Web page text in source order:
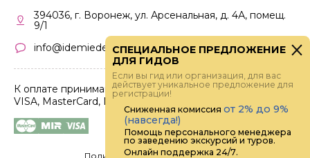
Правила участия
394036, г. Воронеж, ул. Арсенальная, д. 4А, помещ.
9/1
info@idemiedem.ru
К оплате принимаются карты
VISA, MasterCard, МИР
Политика конфиденциальности
СПЕЦИАЛЬНОЕ ПРЕДЛОЖЕНИЕ
ДЛЯ ГИДОВ
Если вы гид или организация, для вас
действует уникальное предложение для
регистрации!
Сниженная комиссия от 2% до 9%
(навсегда!)
Помощь персонального менеджера
по заведению экскурсий и туров.
Онлайн поддержка 24/7.